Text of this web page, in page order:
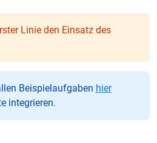
Linie den Einsatz des
Beispielaufgaben hier
integrieren.